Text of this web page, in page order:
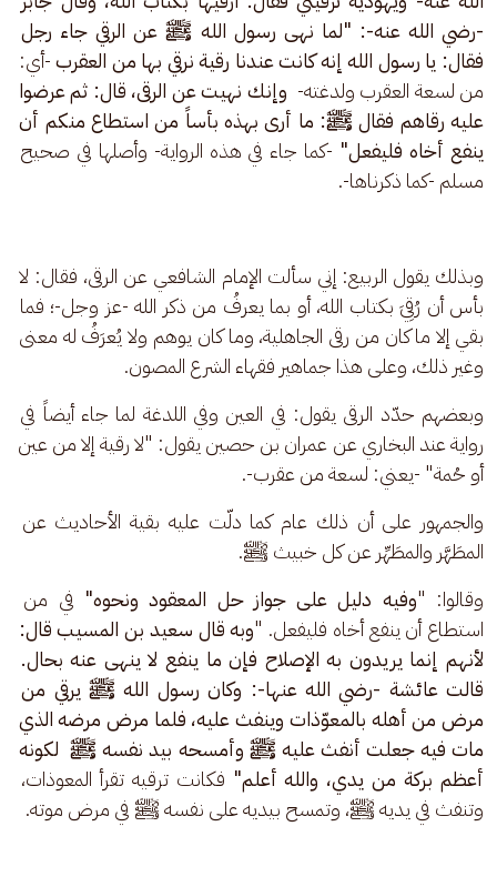
-رضي الله عنه-: "لما نهى رسول الله ﷺ عن الرقي جاء رجل
فقال: يا رسول الله إنه كانت عندنا رقية نرقي بها من العقرب -أي:
من لسعة العقرب ولدغته- وإنك نهيت عن الرقى، قال: ثم عرضوا
عليه رقاهم فقال ﷺ: ما أرى بهذه بأساً من استطاع منكم أن
ينفع أخاه فليفعل" -كما جاء في هذه الرواية- وأصلها في صحيح
مسلم -كما ذكرناها-.
وبذلك يقول الربيع: إني سألت الإمام الشافعي عن الرقى، فقال: لا
بأس أن رُقِيَ بكتاب الله، أو بما يعرفُ من ذكر الله -عز وجل-؛ فما
بقي إلا ما كان من رقى الجاهلية، وما كان يوهم ولا يُعرَفُ له معنى
وغير ذلك، وعلى هذا جماهير فقهاء الشرع المصون.
وبعضهم حدّد الرقى يقول: في العين وفي اللدغة لما جاء أيضاً في
رواية عند البخاري عن عمران بن حصين يقول: "لا رقية إلا من عين
أو حُمة" -يعني: لسعة من عقرب-.
والجمهور على أن ذلك عام كما دلّت عليه بقية الأحاديث عن
المطَهَّر والمطَهِّر عن كل خبيث ﷺ.
وقالوا: "وفيه دليل على جواز حل المعقود ونحوه" في من
استطاع أن ينفع أخاه فليفعل. "وبه قال سعيد بن المسيب قال:
لأنهم إنما يريدون به الإصلاح فإن ما ينفع لا ينهى عنه بحال.
قالت عائشة -رضي الله عنها-: وكان رسول الله ﷺ يرقي من
مرض من أهله بالمعوّذات وينفث عليه، فلما مرض مرضه الذي
مات فيه جعلت أنفث عليه ﷺ وأمسحه بيد نفسه ﷺ  لكونه
أعظم بركة من يدي، والله أعلم" فكانت ترقيه تقرأ المعوذات،
وتنفث في يديه ﷺ، وتمسح بيديه على نفسه ﷺ في مرض موته.